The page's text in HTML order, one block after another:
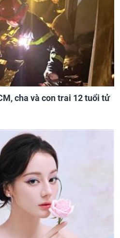
cha và con trai 12 tuổi tử